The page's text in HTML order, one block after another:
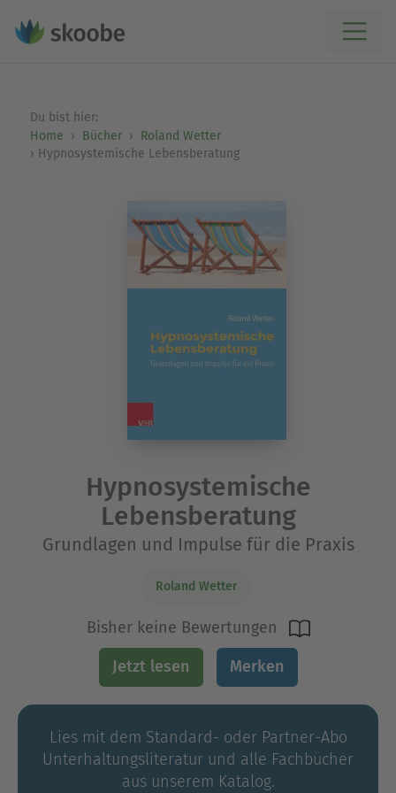
Du bist hier:
Home
Bücher
Roland Wetter
Hypnosystemische Lebensberatung
Hypnosystemische
Lebensberatung
Grundlagen und Impulse für die Praxis
Roland Wetter
Bisher keine Bewertungen
Jetzt lesen Merken
Lies mit dem Standard- oder Partner-Abo
Unterhaltungs­literatur und alle Fachbücher
aus unserem Katalog.